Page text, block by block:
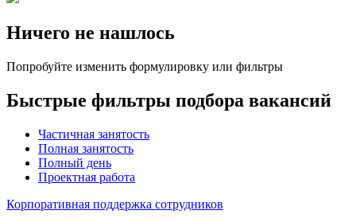
Ничего не нашлось
Попробуйте изменить формулировку или фильтры
Быстрые фильтры подбора вакансий
Частичная занятость
Полная занятость
Полный день
Проектная работа
Корпоративная поддержка сотрудников